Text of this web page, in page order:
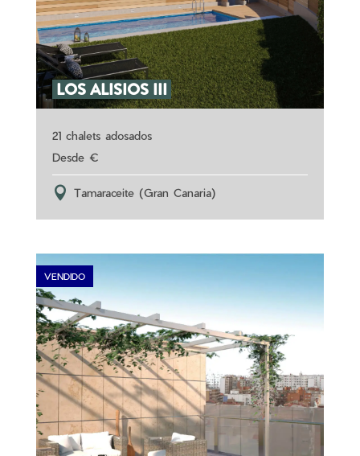
LOS ALISIOS III
21 chalets adosados
Tamaraceite (Gran Canaria)
VENDIDO